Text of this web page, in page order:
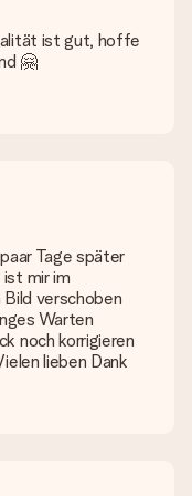
Geschenk in einer
Seite nicht fündig?
dort wird dir gerne
wenn du diese
geliefert?
Aber unsere
zum
den Empfänger
ist gut, hoffe
🤗
Tage später
mir im
verschoben
Warten
noch korrigieren
lieben Dank